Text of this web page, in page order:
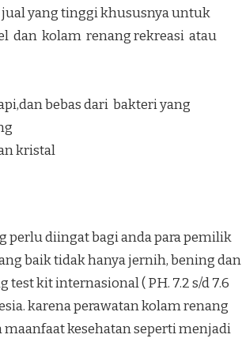
yang tinggi khususnya untuk
dan kolam renang rekreasi atau
bebas dari bakteri yang
kristal
perlu diingat bagi anda para pemilik
baik tidak hanya jernih, bening dan
kit internasional ( PH. 7.2 s/d 7.6
karena perawatan kolam renang
kesehatan seperti menjadi